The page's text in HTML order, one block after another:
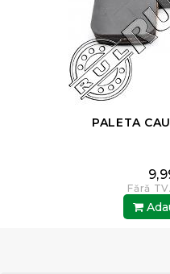
PALETA
Fără